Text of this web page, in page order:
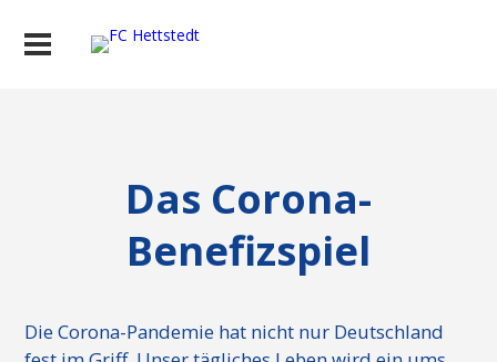
Das Corona-
Benefizspiel
Die Corona-Pandemie hat nicht nur Deutschland